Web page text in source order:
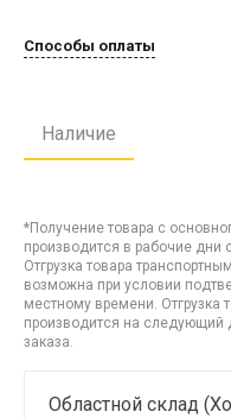
Способы оплаты
Наличие
*Получение товара с
производится в рабочие дни
Отгрузка товара
возможна при условии
местному времени. Отгрузка
производится на следующий
заказа.
Областной склад